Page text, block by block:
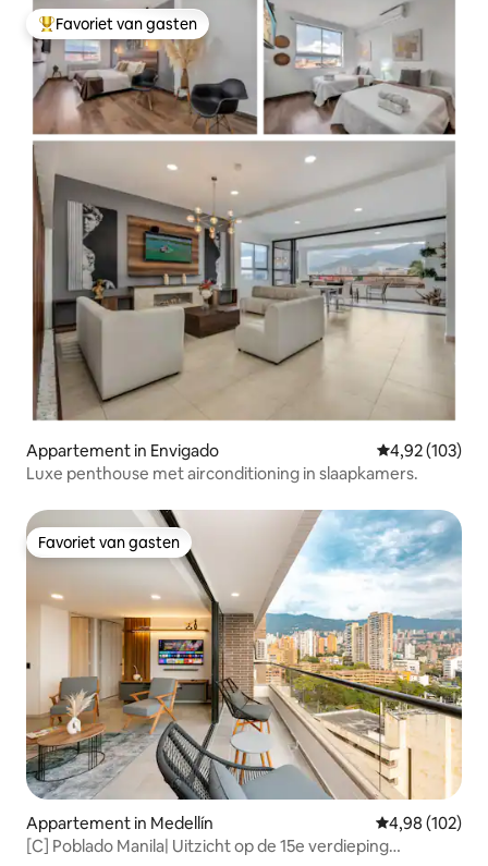
Topfavoriet van gasten
Favoriet van gasten
Appartement in Envigado Gemiddelde
4,92 (103)
Luxe penthouse met airconditioning in slaapkamers.
Favoriet van gasten
Favoriet van gasten
Appartement in Medellín Gemiddelde
4,98 (102)
[C] Poblado Manila| Uitzicht op de 15e verdieping